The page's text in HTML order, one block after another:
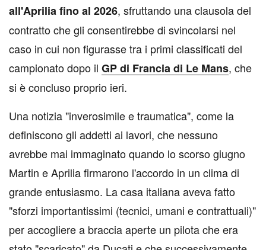
all'Aprilia fino al 2026, sfruttando una clausola del
contratto che gli consentirebbe di svincolarsi nel
caso in cui non figurasse tra i primi classificati del
campionato dopo il GP di Francia di Le Mans, che
si è concluso proprio ieri.
Una notizia "inverosimile e traumatica", come la
definiscono gli addetti ai lavori, che nessuno
avrebbe mai immaginato quando lo scorso giugno
Martin e Aprilia firmarono l'accordo in un clima di
grande entusiasmo. La casa italiana aveva fatto
"sforzi importantissimi (tecnici, umani e contrattuali)"
per accogliere a braccia aperte un pilota che era